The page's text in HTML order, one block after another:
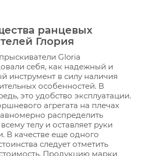
ранцевых
Глория
Gloria
себя, как надежный и
инструмент в силу наличия
особенностей. В
это удобство эксплуатации.
агрегата на плечах
распределить
телу и оставляет руки
В качестве еще одного
следует отметить
Продукцию марки